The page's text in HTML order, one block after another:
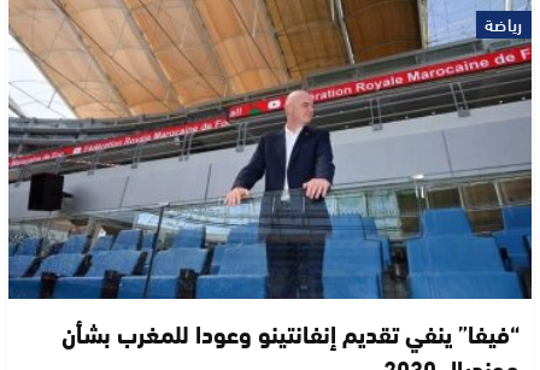
رياضة
“فيفا” ينفي تقديم إنفانتينو وعودا للمغرب بشأن